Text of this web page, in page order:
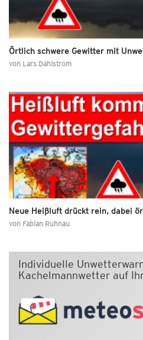
Örtlich schwere Gewitter mit
von Lars Dahlstrom
Neue Heißluft drückt rein, dabei
von Fabian Ruhnau
Individuelle
Kachelmannwetter auf